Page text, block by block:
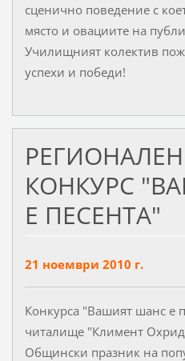
сценично поведение с
място и овациите на
Училищният колектив
успехи и победи!
КОНКУРС
Е ПЕСЕНТА"
21 ноември 2010 г.
Конкурса "Вашият шанс е
читалище "Климент
Общински празник на